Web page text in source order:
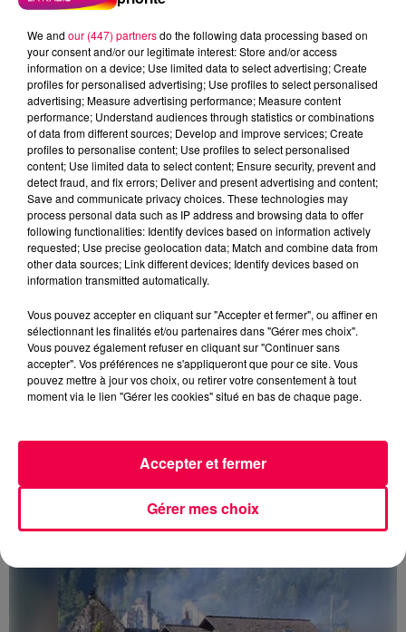
5 août 2026
Des assiettes Linvosges rappelées pour
excès de plomb
Du plomb a été détecté dans deux assiettes en
céramique vendues entre 2020 et 2022 par Linvosges.
dans les Vosges
We and our (447) partnersdo the following data processing based on
your consent and/or our legitimate interest: Store and/or access
information on a device; Use limited data to select advertising; Create
profiles for personalised advertising; Use profiles to select personalised
advertising; Measure advertising performance; Measure content
performance; Understand audiences through statistics or combinations
of data from different sources; Develop and improve services; Create
profiles to personalise content; Use profiles to select personalised
content; Use limited data to select content; Ensure security, prevent and
detect fraud, and fix errors; Deliver and present advertising and content;
Save and communicate privacy choices. These technologies may
process personal data such as IP address and browsing data to offer
following functionalities: Identify devices based on information actively
requested; Use precise geolocation data; Match and combine data from
other data sources; Link different devices; Identify devices based on
information transmitted automatically.
Vous pouvez accepter en cliquant sur "Accepter et fermer", ou affiner en
sélectionnant les finalités et/ou partenaires dans "Gérer mes choix".
Vous pouvez également refuser en cliquant sur "Continuer sans
accepter". Vos préférences ne s'appliqueront que pour ce site. Vous
pouvez mettre à jour vos choix, ou retirer votre consentement à tout
moment via le lien "Gérer les cookies" situé en bas de chaque page.
Gérer mes choix
Accepter et fermer